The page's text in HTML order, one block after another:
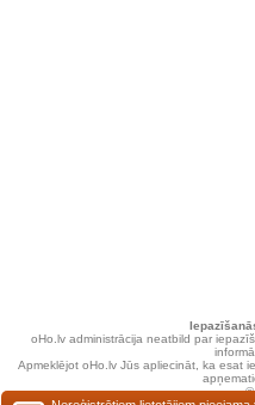
oHo.lv administrācija neatbild par
Apmeklējot oHo.lv Jūs apliecināt, ka esat
©